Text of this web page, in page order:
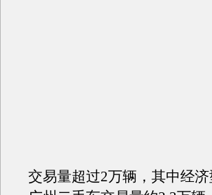
交易量超过2万辆，其中经